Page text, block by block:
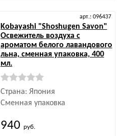
арт.: 096437
Kobayashi"Shoshugen Savon"
Освежитель воздуха с
ароматом белого лавандового
льна, сменная упаковка, 400
мл.
Страна: Япония
Сменная упаковка
940 руб.